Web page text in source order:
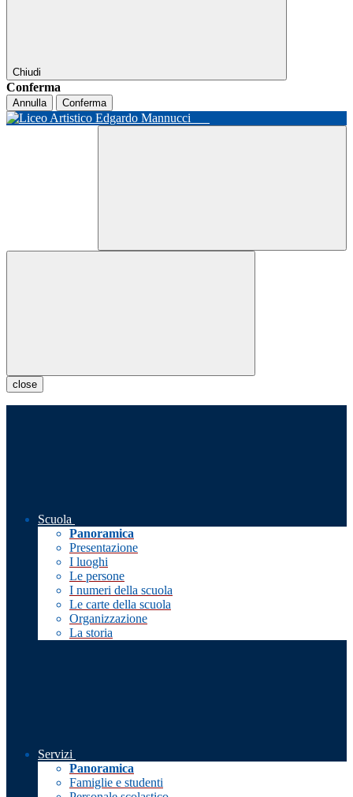
Chiudi
Conferma
Annulla Conferma
close
Scuola
Panoramica
Presentazione
I luoghi
Le persone
I numeri della scuola
Le carte della scuola
Organizzazione
La storia
Servizi
Panoramica
Famiglie e studenti